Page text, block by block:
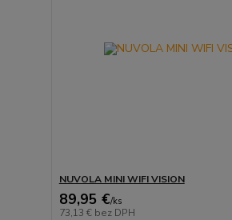
NUVOLA MINI WIFI VISION
89,95 €/ks
73,13 € bez DPH